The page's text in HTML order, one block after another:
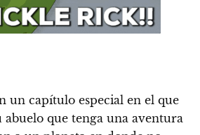
un capítulo especial en el que
abuelo que tenga una aventura